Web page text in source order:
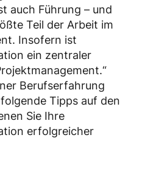
auch Führung – und
Teil der Arbeit im
Insofern ist
ein zentraler
Berufserfahrung
Tipps auf den
Sie Ihre
erfolgreicher